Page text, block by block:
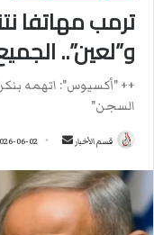
ترمب مهاتفا
و”لعين”..
++ "أكسيوس": اتهمه
السجن"
قسم الأخبار
س
ب
06-02